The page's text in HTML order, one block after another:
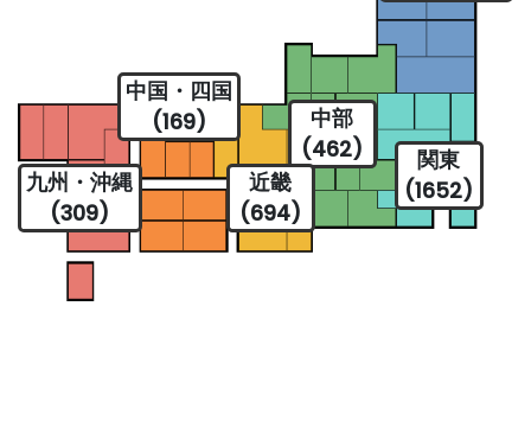
関東
(1652)
中部
(462)
近畿
(694)
中国・四国
(169)
九州・沖縄
(309)